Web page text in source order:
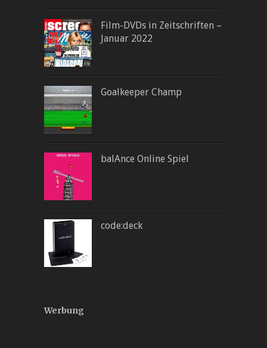
Film-DVDs in Zeitschriften –
Januar 2022
Goalkeeper Champ
balAnce Online Spiel
code:deck
Werbung